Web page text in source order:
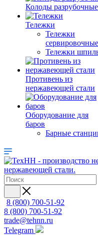
Колоды разрубочные
Тележки
Тележки
сервировочные
Тележки
Противень из
нержавеющей стали
Оборудование для
баров
Барные
8 (800) 700-51-92
8 (800) 700-51-92
trade@tehnn.ru
Telegram